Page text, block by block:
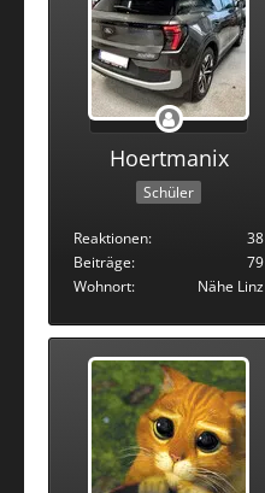
Hoertmanix
Schüler
Reaktionen
38
Beiträge
79
Wohnort
Nähe Linz